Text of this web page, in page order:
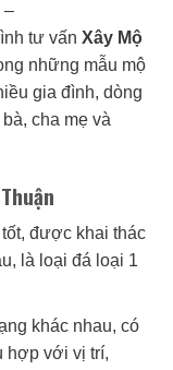
–
tư vấn Xây Mộ
những mẫu mộ
gia đình, dòng
cha mẹ và
được khai thác
là loại đá loại 1
khác nhau, có
hợp với vị trí,